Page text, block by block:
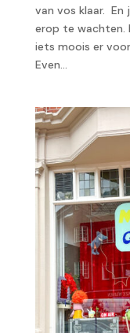
van vos klaar. En
erop te wachten.
iets moois er
Even...